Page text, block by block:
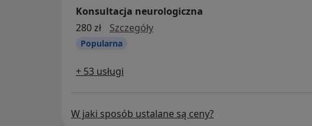
Konsultacja neurologiczna
280 zł
SzczegółyKonsultacja neurologiczna
Popularna
+ 53 usługi
W jaki sposób ustalane są ceny?